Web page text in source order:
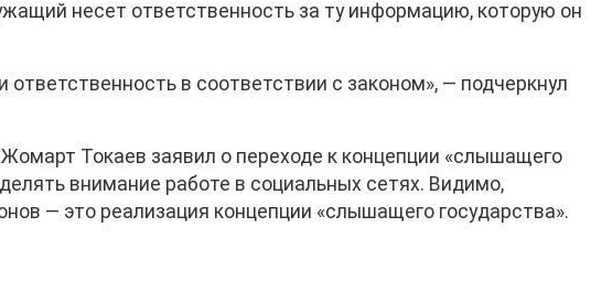
несет ответственность за ту информацию, которую он
ответственность в соответствии с законом», — подчеркнул
Токаев заявил о переходе к концепции «слышащего
внимание работе в социальных сетях. Видимо,
— это реализация концепции «слышащего государства».